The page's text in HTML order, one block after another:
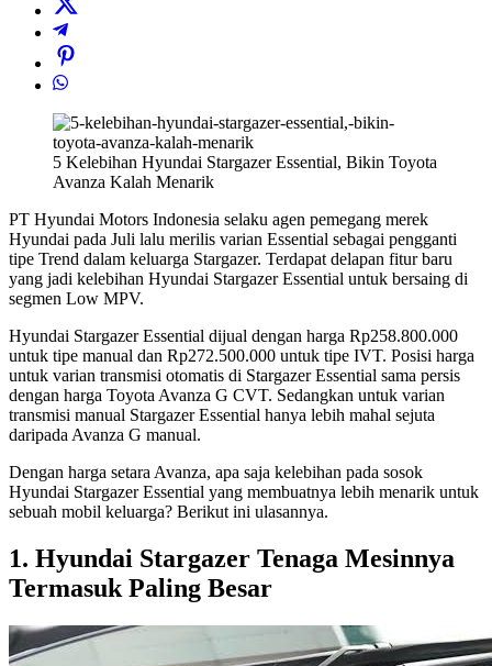
5 Kelebihan Hyundai Stargazer Essential, Bikin Toyota
Avanza Kalah Menarik
PT Hyundai Motors Indonesia selaku agen pemegang merek
Hyundai pada Juli lalu merilis varian Essential sebagai pengganti
tipe Trend dalam keluarga Stargazer. Terdapat delapan fitur baru
yang jadi kelebihan Hyundai Stargazer Essential untuk bersaing di
segmen Low MPV.
Hyundai Stargazer Essential dijual dengan harga Rp258.800.000
untuk tipe manual dan Rp272.500.000 untuk tipe IVT. Posisi harga
untuk varian transmisi otomatis di Stargazer Essential sama persis
dengan harga Toyota Avanza G CVT. Sedangkan untuk varian
transmisi manual Stargazer Essential hanya lebih mahal sejuta
daripada Avanza G manual.
Dengan harga setara Avanza, apa saja kelebihan pada sosok
Hyundai Stargazer Essential yang membuatnya lebih menarik untuk
sebuah mobil keluarga? Berikut ini ulasannya.
1. Hyundai Stargazer Tenaga Mesinnya
Termasuk Paling Besar